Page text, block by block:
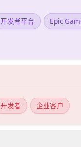
开发者平台 Epic
开发者 企业客户